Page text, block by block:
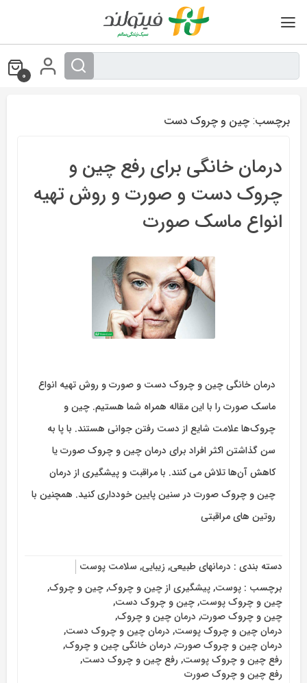
0
برچسب: چین و چروک دست
درمان خانگی برای رفع چین و
چروک دست و صورت و روش تهیه
انواع ماسک صورت
درمان خانگی چین و چروک دست و صورت و روش تهیه انواع
ماسک صورت را با این مقاله همراه شما هستیم. چین و
چروک‌ها علامت شایع از دست رفتن جوانی هستند. با پا به
سن گذاشتن اکثر افراد برای درمان چین و چروک صورت یا
کاهش آن‌ها تلاش می کنند. با مراقبت و پیشگیری از درمان
چین و چروک صورت در سنین پایین خودداری کنید. همچنین با
روتین های مراقبتی
دسته بندی : درمانهای طبیعی, زیبایی, سلامت پوست
برچسب : پوست,پیشگیری از چین و چروک,چین و چروک,
چین و چروک پوست,چین و چروک دست,
چین و چروک صورت, درمان چین و چروک,
درمان چین و چروک پوست, درمان چین و چروک دست,
درمان چین و چروک صورت, درمان خانگی چین و چروک,
رفع چین و چروک پوست, رفع چین و چروک دست,
رفع چین و چروک صورت